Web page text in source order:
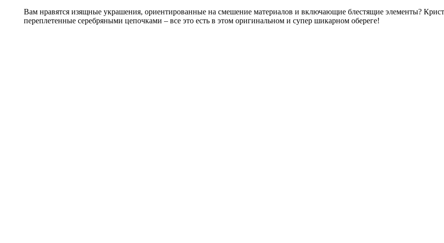
Вам нравятся изящные украшения, ориентированные на смешение материалов и включающие блестящие элементы?
переплетенные серебряными цепочками – все это есть в этом оригинальном и супер шикарном обереге!